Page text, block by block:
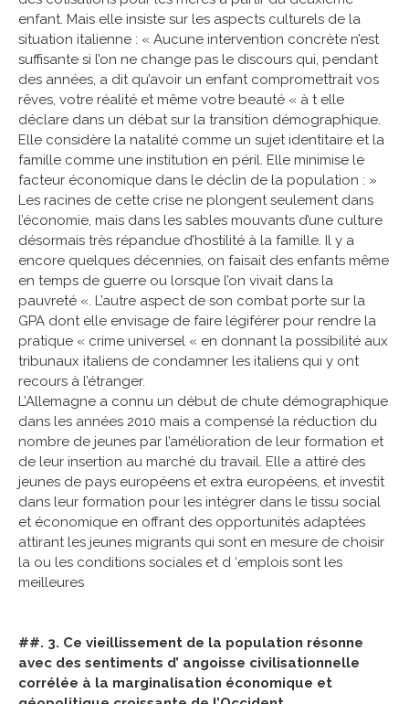
enfant. Mais elle insiste sur les aspects culturels de la
situation italienne : « Aucune intervention concrète n’est
suffisante si l’on ne change pas le discours qui, pendant
des années, a dit qu’avoir un enfant compromettrait vos
rêves, votre réalité et même votre beauté « à t elle
déclare dans un débat sur la transition démographique.
Elle considère la natalité comme un sujet identitaire et la
famille comme une institution en péril. Elle minimise le
facteur économique dans le déclin de la population : »
Les racines de cette crise ne plongent seulement dans
l’économie, mais dans les sables mouvants d’une culture
désormais très répandue d’hostilité à la famille. Il y a
encore quelques décennies, on faisait des enfants même
en temps de guerre ou lorsque l’on vivait dans la
pauvreté «. L’autre aspect de son combat porte sur la
GPA dont elle envisage de faire légiférer pour rendre la
pratique « crime universel « en donnant la possibilité aux
tribunaux italiens de condamner les italiens qui y ont
recours à l’étranger.
L’Allemagne a connu un début de chute démographique
dans les années 2010 mais a compensé la réduction du
nombre de jeunes par l’amélioration de leur formation et
de leur insertion au marché du travail. Elle a attiré des
jeunes de pays européens et extra européens, et investit
dans leur formation pour les intégrer dans le tissu social
et économique en offrant des opportunités adaptées
attirant les jeunes migrants qui sont en mesure de choisir
la ou les conditions sociales et d ‘emplois sont les
meilleures
##. 3. Ce vieillissement de la population résonne
avec des sentiments d’ angoisse civilisationnelle
corrélée à la marginalisation économique et